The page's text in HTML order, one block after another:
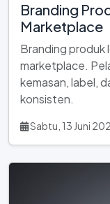
Branding
Marketplace
Branding produk
marketplace.
kemasan, label,
konsisten.
Sabtu, 13 Juni